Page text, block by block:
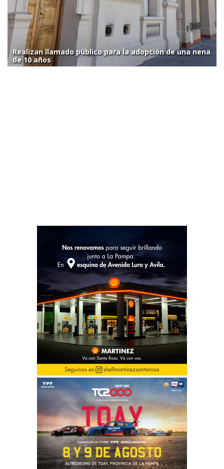
Realizan llamado público para la adopción de una nena
de 10 años